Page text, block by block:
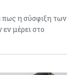
πως η σύσφιξη των
μέρει στο